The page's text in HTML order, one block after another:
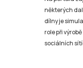
některých
dílny je
role při
sociálních